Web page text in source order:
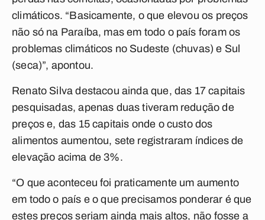
climáticos. “Basicamente, o que elevou os preços
não só na Paraíba, mas em todo o país foram os
problemas climáticos no Sudeste (chuvas) e Sul
(seca)”, apontou.
Renato Silva destacou ainda que, das 17 capitais
pesquisadas, apenas duas tiveram redução de
preços e, das 15 capitais onde o custo dos
alimentos aumentou, sete registraram índices de
elevação acima de 3%.
“O que aconteceu foi praticamente um aumento
em todo o país e o que precisamos ponderar é que
estes preços seriam ainda mais altos, não fosse a